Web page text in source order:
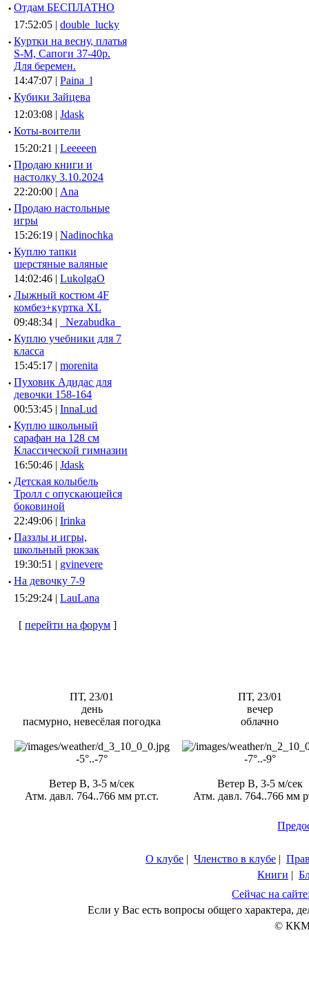
· Отдам БЕСПЛАТНО
17:52:05 | double_lucky
· Куртки на весну, платья
S-M, Сапоги 37-40р.
Для беремен.
14:47:07 | Paina_l
· Кубики Зайцева
12:03:08 | Jdask
· Коты-воители
15:20:21 | Leeeeen
· Продаю книги и
настолку 3.10.2024
22:20:00 | Ana
· Продаю настольные
игры
15:26:19 | Nadinochka
· Куплю тапки
шерстяные валяные
14:02:46 | LukolgaO
· Лыжный костюм 4F
комбез+куртка XL
09:48:34 |
_Nezabudka_
· Куплю учебники для 7
класса
15:45:17 | morenita
· Пуховик Адидас для
девочки 158-164
00:53:45 | InnaLud
· Куплю школьный
сарафан на 128 см
Классической гимназии
16:50:46 | Jdask
· Детская колыбель
Тролл с опускающейся
боковиной
22:49:06 | Irinka
· Паззлы и игры,
школьный рюкзак
19:30:51 | gvinevere
· Hа девочку 7-9
15:29:24 | LauLana
[ перейти на форум ]
ПТ, 23/01
день
пасмурно, невесёлая погодка
-5°..-7°
Ветер В, 3-5 м/сек
Атм. давл. 764..766 мм рт.ст.
ПТ, 23/01
вечер
облачно
-7°..-9°
Ветер В, 3-5 м/сек
Атм. давл. 764..766 мм
О клубе | Членство в клубе |
Книги |
Сейчас на
Если у Вас есть вопросы общего характера,
© ККМ